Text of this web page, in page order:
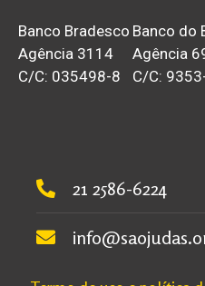
Banco Bradesco
Agência 3114
C/C: 035498-8
Banco do
Agência
C/C:
21 2586-6224